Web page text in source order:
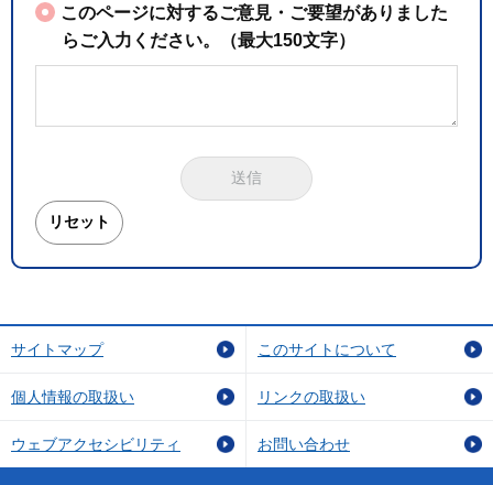
このページに対するご意見・ご要望がありました
らご入力ください。（最大150文字）
サイトマップ このサイトについて
個人情報の取扱い リンクの取扱い
ウェブアクセシビリティ お問い合わせ